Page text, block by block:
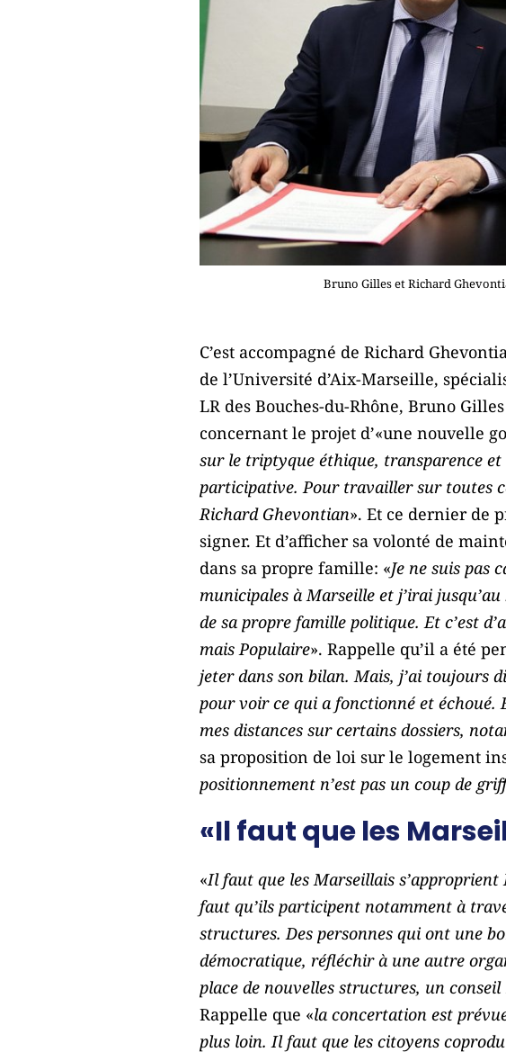
Bruno Gilles et Richard
C’est accompagné de Richard
de l’Université d’Aix-Marseille,
LR des Bouches-du-Rhône, Bruno
concernant le projet d’«une nouvelle
sur le triptyque éthique, transparence et
participative. Pour travailler sur toutes
Richard Ghevontian». Et ce dernier de
signer. Et d’afficher sa volonté de
dans sa propre famille: «Je ne suis pas
municipales à Marseille et j’irai
de sa propre famille politique. Et c’est
mais Populaire». Rappelle qu’il a été
jeter dans son bilan. Mais, j’ai toujours
pour voir ce qui a fonctionné et échoué.
mes distances sur certains dossiers,
sa proposition de loi sur le logement
positionnement n’est pas un coup de
«Il faut que les
«Il faut que les Marseillais s’approprient
faut qu’ils participent notamment à
structures. Des personnes qui ont une
démocratique, réfléchir à une autre
place de nouvelles structures, un
Rappelle que «la concertation est
plus loin. Il faut que les citoyens